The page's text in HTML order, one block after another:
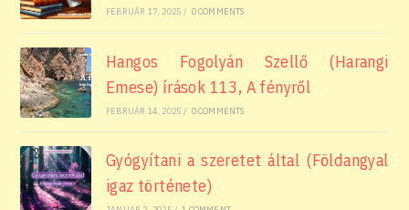
FEBRUÁR 17, 2025 / 0 COMMENTS
Hangos Fogolyán Szellő (Harangi
Emese) írások 113, A fényről
FEBRUÁR 14, 2025 / 0 COMMENTS
Gyógyítani a szeretet által (Földangyal
igaz története)